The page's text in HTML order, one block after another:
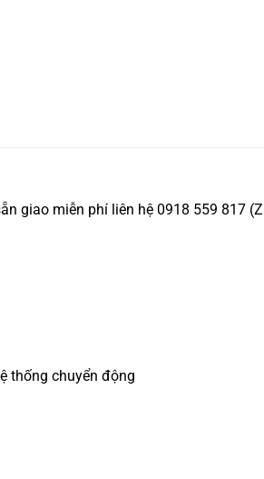
giao miễn phí liên hệ 0918 559 817
thống chuyển động